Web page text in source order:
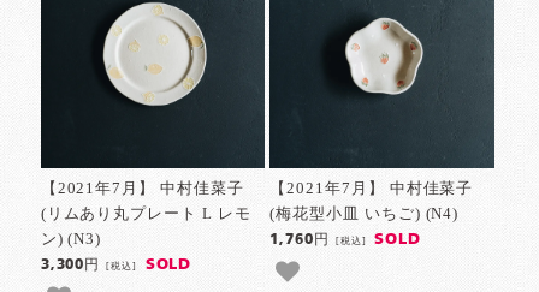
【2021年7月】 中村佳菜子
(リムあり丸プレート L レモ
ン) (N3)
3,300円[税込] SOLD
【2021年7月】 中村佳菜子
(梅花型小皿 いちご) (N4)
1,760円 [税込] SOLD